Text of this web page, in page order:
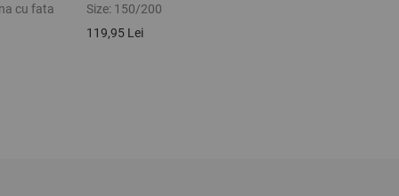
cu fata
Size: 150/200
119,95 Lei